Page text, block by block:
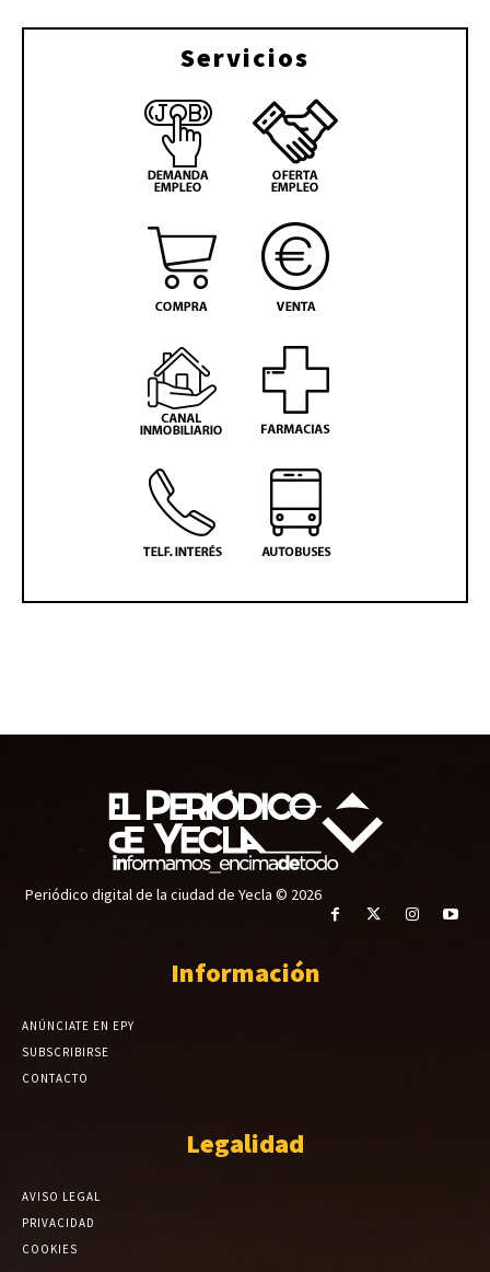
Servicios
Periódico digital de la ciudad de Yecla © 2026
Información
ANÚNCIATE EN EPY
SUBSCRIBIRSE
CONTACTO
Legalidad
AVISO LEGAL
PRIVACIDAD
COOKIES